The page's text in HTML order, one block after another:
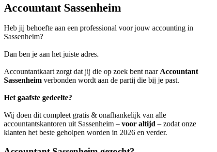
Accountant Sassenheim
Heb jij behoefte aan een professional voor jouw accounting in
Sassenheim?
Dan ben je aan het juiste adres.
Accountantkaart zorgt dat jij die op zoek bent naarAccountant
Sassenheim verbonden wordt aan de partij die bij je past.
Het gaafste gedeelte?
Wij doen dit compleet gratis & onafhankelijk van alle
accountantskantoren uit Sassenheim – voor altijd – zodat onze
klanten het beste geholpen worden in 2026 en verder.